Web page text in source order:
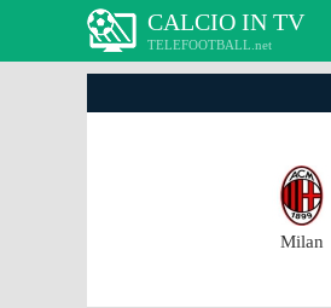
CALCIO IN TV
TELEFOOTBALL.net
Milan